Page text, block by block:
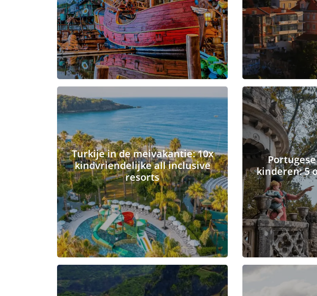
Turkije in de meivakantie: 10x
kindvriendelijke all inclusive
resorts
kinderen: 5